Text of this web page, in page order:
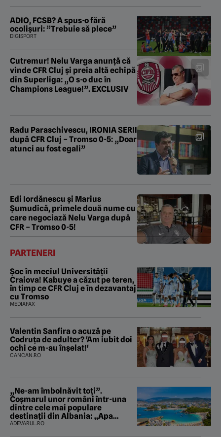
ADIO, FCSB? A spus-o fără
ocolișuri: ”Trebuie să plece”
DIGISPORT
Cutremur! Nelu Varga anunță că
vinde CFR Cluj și preia altă echipă
din Superliga: „O s-o duc în
Champions League!”. EXCLUSIV
Radu Paraschivescu, IRONIA SERII
după CFR Cluj – Tromso 0-5: „Doar
atunci au fost egali”
Edi Iordănescu și Marius
Șumudică, primele două nume cu
care negociază Nelu Varga după
CFR – Tromso 0-5!
PARTENERI
Șoc în meciul Universității
Craiova! Kabuye a căzut pe teren,
în timp ce CFR Cluj e în dezavantaj
cu Tromso
MEDIAFAX
Valentin Sanfira o acuză pe
Codruța de adulter? 'Am iubit doi
ochi ce m-au înșelat!'
CANCAN.RO
„Ne-am îmbolnăvit toți”.
Coșmarul unor români într-una
dintre cele mai populare
destinații din Albania: „Apa
mirosea a canalizare”
ADEVARUL.RO